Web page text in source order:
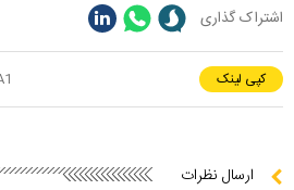
اشتراک گذاری
کپی لینک
ارسال نظرات